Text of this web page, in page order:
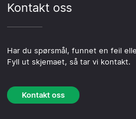
Kontakt oss
Har du spørsmål, funnet en feil
Fyll ut skjemaet, så tar vi kontakt.
Kontakt oss